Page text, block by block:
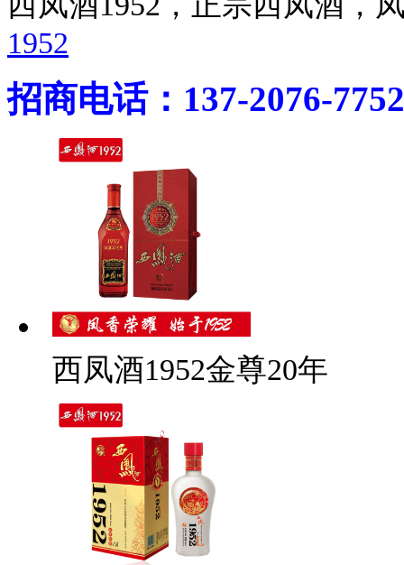
1952
招商电话：137-2076-7752
西凤酒1952金尊20年